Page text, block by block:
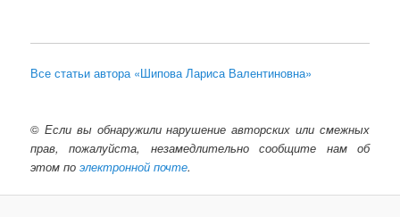
Все статьи автора «Шипова Лариса Валентиновна»
© Если вы обнаружили нарушение авторских или смежных
прав, пожалуйста, незамедлительно сообщите нам об
этом поэлектронной почте.